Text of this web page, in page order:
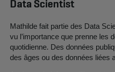
Data Scientist
Mathilde fait partie des Data
vu l’importance que prenne les
quotidienne. Des données
des âges ou des données liées